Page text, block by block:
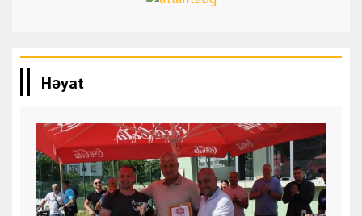
Həyat